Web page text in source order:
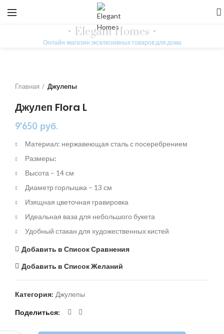
• Elegant Homes •
Онлайн-магазин эксклюзивных товаров для дома
Главная Джулепы
Джулеп Flora L
9'650 руб.
Материал: нержавеющая сталь с посеребрением
Размеры:
Высота – 14 см
Диаметр горлышка – 13 см
Изящная цветочная гравировка
Идеальная ваза для небольшого букета
Удобный стакан для художественных кистей
Добавить в Список Сравнения
Добавить в Список Желаний
Категория: Джулепы
Поделиться